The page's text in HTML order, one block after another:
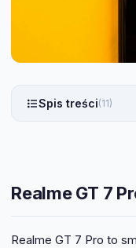
Spis treści(11)
Realme GT 7
Realme GT 7 Pro to